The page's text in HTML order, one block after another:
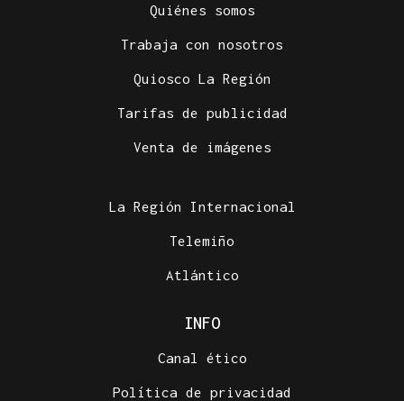
Quiénes somos
Trabaja con nosotros
Quiosco La Región
Tarifas de publicidad
Venta de imágenes
La Región Internacional
Telemiño
Atlántico
INFO
Canal ético
Política de privacidad